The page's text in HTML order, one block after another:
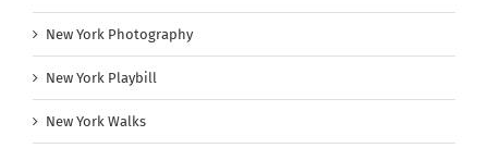
New York Photography
New York Playbill
New York Walks